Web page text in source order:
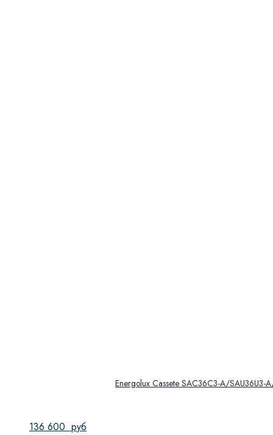
Energolux Cassete SAC36С3-A/SAU36U3-
136 600 руб